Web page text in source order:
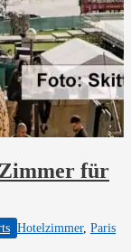
Zimmer für
Hotelzimmer, Paris